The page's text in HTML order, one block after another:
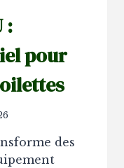
:
pour
des